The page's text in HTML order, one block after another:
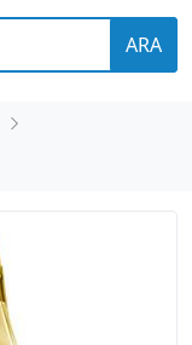
ARA